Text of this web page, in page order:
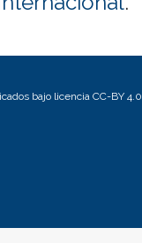
bajo licencia CC-BY 4.0